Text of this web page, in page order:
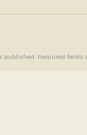
published. Required fields